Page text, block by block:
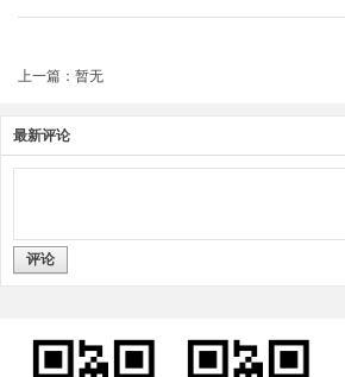
上一篇：暂无
最新评论
评论